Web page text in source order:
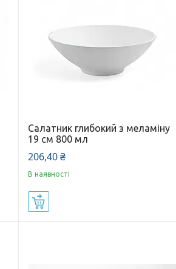
Салатник глибокий з меламіну
19 см 800 мл
206,40 ₴
В наявності